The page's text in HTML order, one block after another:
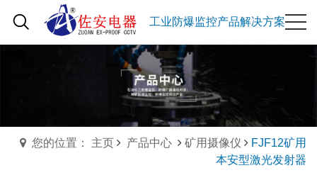
工业防爆监控产品解决方案
您的位置： 主页 产品中心 矿用摄像仪
FJF12矿用
本安型激光发射器